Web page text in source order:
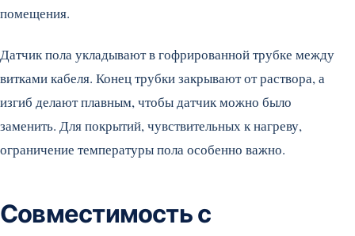
помещения.
Датчик пола укладывают в гофрированной трубке между
витками кабеля. Конец трубки закрывают от раствора, а
изгиб делают плавным, чтобы датчик можно было
заменить. Для покрытий, чувствительных к нагреву,
ограничение температуры пола особенно важно.
Совместимость с